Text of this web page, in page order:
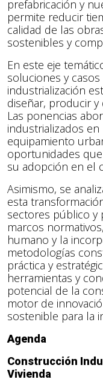
prefabricación y
permite reducir
calidad de las
sostenibles y
En este eje
soluciones y
industrialización
diseñar, producir
Las ponencias
industrializados
equipamiento
oportunidades
su adopción en el
Asimismo, se
esta
sectores público y
marcos
humano y la
metodologías
práctica y
herramientas y
potencial de la
motor de
sostenible para la
Agenda
Construcción
Vivienda